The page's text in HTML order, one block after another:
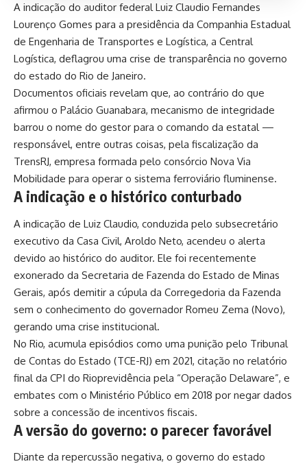
A indicação do auditor federal Luiz Claudio Fernandes
Lourenço Gomes para a presidência da Companhia Estadual
de Engenharia de Transportes e Logística, a Central
Logística, deflagrou uma crise de transparência no governo
do estado do Rio de Janeiro.
Documentos oficiais revelam que, ao contrário do que
afirmou o Palácio Guanabara, mecanismo de integridade
barrou o nome do gestor para o comando da estatal —
responsável, entre outras coisas, pela fiscalização da
TrensRJ, empresa formada pelo consórcio Nova Via
Mobilidade para operar o sistema ferroviário fluminense.
A indicação e o histórico conturbado
A indicação de Luiz Claudio, conduzida pelo subsecretário
executivo da Casa Civil, Aroldo Neto, acendeu o alerta
devido ao histórico do auditor. Ele foi recentemente
exonerado da Secretaria de Fazenda do Estado de Minas
Gerais, após demitir a cúpula da Corregedoria da Fazenda
sem o conhecimento do governador Romeu Zema (Novo),
gerando uma crise institucional.
No Rio, acumula episódios como uma punição pelo Tribunal
de Contas do Estado (TCE-RJ) em 2021, citação no relatório
final da CPI do Rioprevidência pela “Operação Delaware”, e
embates com o Ministério Público em 2018 por negar dados
sobre a concessão de incentivos fiscais.
A versão do governo: o parecer favorável
Diante da repercussão negativa, o governo do estado